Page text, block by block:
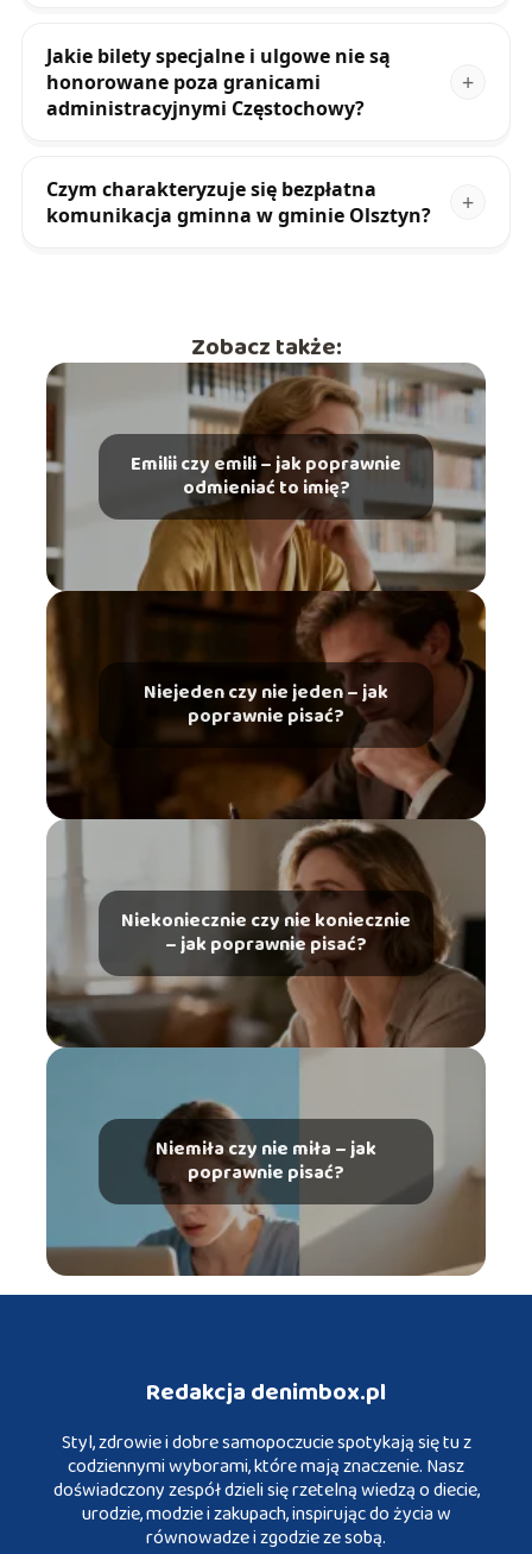
Jakie bilety specjalne i ulgowe nie są
honorowane poza granicami
administracyjnymi Częstochowy?
Czym charakteryzuje się bezpłatna
komunikacja gminna w gminie Olsztyn?
Zobacz także:
Emilii czy emili – jak poprawnie
odmieniać to imię?
Niejeden czy nie jeden – jak
poprawnie pisać?
Niekoniecznie czy nie koniecznie
– jak poprawnie pisać?
Niemiła czy nie miła – jak
poprawnie pisać?
Redakcja denimbox.pl
Styl, zdrowie i dobre samopoczucie spotykają się tu z
codziennymi wyborami, które mają znaczenie. Nasz
doświadczony zespół dzieli się rzetelną wiedzą o diecie,
urodzie, modzie i zakupach, inspirując do życia w
równowadze i zgodzie ze sobą.